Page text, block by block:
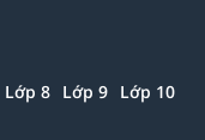
Lớp 8 Lớp 9 Lớp 10